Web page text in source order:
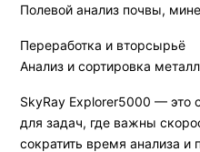
Полевой анализ почвы,
Переработка и вторсырьё
Анализ и сортировка
SkyRay Explorer5000 — это
для задач, где важны
сократить время анализа и